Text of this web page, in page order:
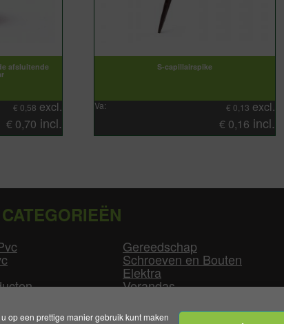
op een prettige manier gebruik kunt maken
afsluitende
€ 0,58 excl.
€ 0,70 incl.
S-capillairspike
Va: €0,13 excl.
€ 0,16 incl.
CATEGORIEËN
Gereedschap
Schroeven en Bouten
Elektra
Verandas
Overige